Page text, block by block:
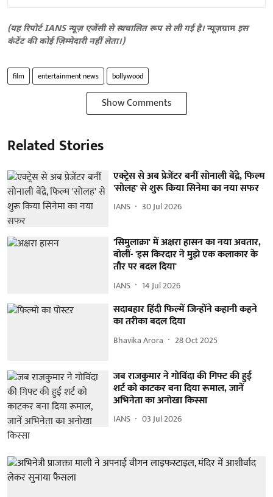
(यह रिपोर्ट IANS न्यूज़ एजेंसी से स्वचालित रूप से ली गई है।न्यूज़ग्राम इस
कंटेंट की कोई ज़िम्मेदारी नहीं लेता।)
film entertainment news bollywood
Show Comments
Related Stories
एक्ट्रेस से अब प्रेजेंटर बनीं सोनाली बेंद्रे, फिल्म
'सोलह' से शुरू किया सिनेमा का नया सफर
IANS 30 Jul 2026
'सिमुलाक्रा' में अक्षरा हासन का नया अवतार,
बोलीं- 'इस किरदार ने मुझे एक कलाकार के
तौर पर बदल दिया'
IANS 14 Jul 2026
सदाबहार हिंदी फिल्में जिन्होंने कहानी कहने
का तरीका बदल दिया
Bhavika Arora 28 Oct 2025
जब राजकुमार ने गोविंदा की गिफ्ट की हुई
शर्ट को काटकर बना दिया रूमाल, जानें
अभिनेता का अनोखा किस्सा
IANS 03 Jul 2026